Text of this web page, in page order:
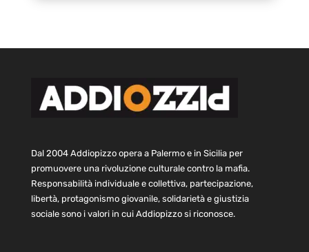
Dal 2004 Addiopizzo opera a Palermo e in Sicilia per
promuovere una rivoluzione culturale contro la mafia.
Responsabilità individuale e collettiva, partecipazione,
libertà, protagonismo giovanile, solidarietà e giustizia
sociale sono i valori in cui Addiopizzo si riconosce.